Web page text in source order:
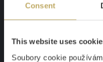
Consent
This website uses
Soubory cookie
Zapfen der Schnecke